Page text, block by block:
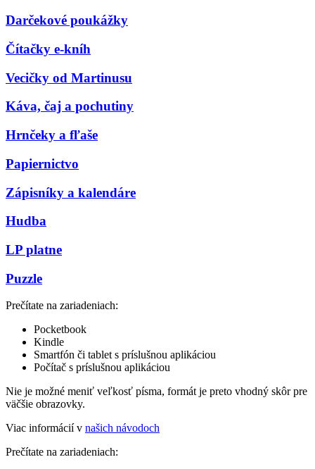
Darčekové poukážky
Čítačky e-kníh
Vecičky od Martinusu
Káva, čaj a pochutiny
Hrnčeky a fľaše
Papiernictvo
Zápisníky a kalendáre
Hudba
LP platne
Puzzle
Prečítate na zariadeniach:
Pocketbook
Kindle
Smartfón či tablet s príslušnou aplikáciou
Počítač s príslušnou aplikáciou
Nie je možné meniť veľkosť písma, formát je preto vhodný skôr pre
väčšie obrazovky.
Viac informácií v našich návodoch
Prečítate na zariadeniach: